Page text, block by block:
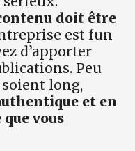
doit être
est fun
d’apporter
Peu
long,
et en
vous